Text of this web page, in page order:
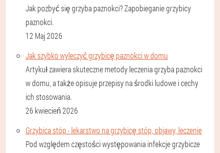
Jak pozbyć się grzyba paznokci? Zapobieganie grzybicy
paznokci.
12 Maj 2026
Jak szybko wyleczyć grzybicę paznokci w domu
Artykuł zawiera skuteczne metody leczenia grzyba paznokci
w domu, a także opisuje przepisy na środki ludowe i cechy
ich stosowania.
26 kwiecień 2026
Grzybica stóp - lekarstwo na grzybicę stóp, objawy, leczenie
Pod względem częstości występowania infekcje grzybicze